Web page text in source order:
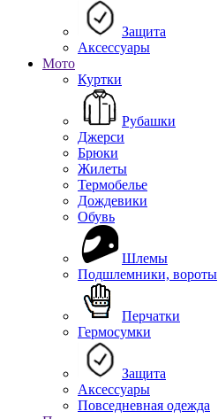
Защита
Аксессуары
Мото
Куртки
Рубашки
Джерси
Брюки
Жилеты
Термобелье
Дождевики
Обувь
Шлемы
Подшлемники, вороты
Перчатки
Гермосумки
Защита
Аксессуары
Повседневная одежда